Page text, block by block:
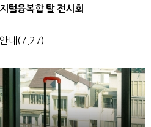
털융복합 탈 전시회
안내(7.27)